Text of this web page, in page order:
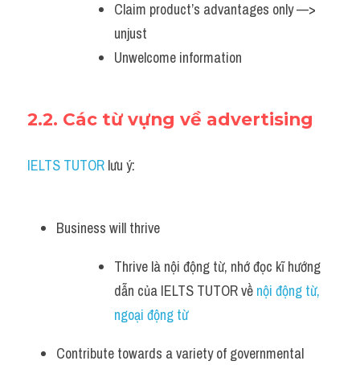
Claim product’s advantages only —>
unjust
Unwelcome information
2.2. Các từ vựng về advertising
IELTS TUTOR lưu ý:
Business will thrive
Thrive là nội động từ, nhớ đọc kĩ hướng
dẫn của IELTS TUTOR về nội động từ,
ngoại động từ
Contribute towards a variety of governmental